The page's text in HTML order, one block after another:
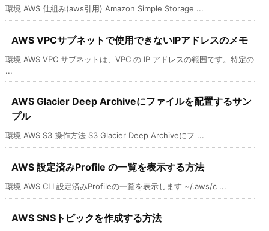
環境 AWS 仕組み(aws引用) Amazon Simple Storage ...
AWS VPCサブネットで使用できないIPアドレスのメモ
環境 AWS VPC サブネットは、VPC の IP アドレスの範囲です。特定の
...
AWS Glacier Deep Archiveにファイルを配置するサン
プル
環境 AWS S3 操作方法 S3 Glacier Deep Archiveにフ ...
AWS 設定済みProfile の一覧を表示する方法
環境 AWS CLI 設定済みProfileの一覧を表示します ~/.aws/c ...
AWS SNSトピックを作成する方法